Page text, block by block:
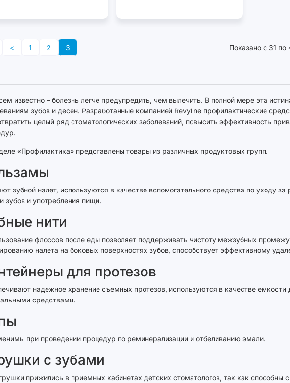
< 1 2 3 Показано с 31 по
известно – болезнь легче предупредить, чем вылечить. В полной мере эта
зубов и десен. Разработанные компанией Revyline профилактические
целый ряд стоматологических заболеваний, повысить эффективность
«Профилактика» представлены товары из различных продуктовых групп.
зубной налет, используются в качестве вспомогательного средства по уходу за
зубов и употребления пищи.
нити
флоссов после еды позволяет поддерживать чистоту межзубных
налета на боковых поверхностях зубов, способствует эффективному
для протезов
надежное хранение съемных протезов, используются в качестве емкости
средствами.
при проведении процедур по реминерализации и отбеливанию эмали.
с зубами
прижились в приемных кабинетах детских стоматологов, так как способны